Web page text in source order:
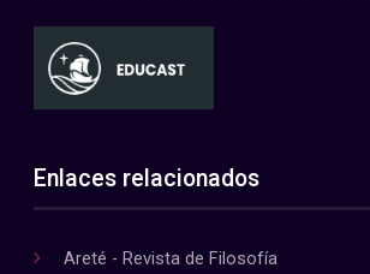
Enlaces relacionados
Areté - Revista de Filosofía